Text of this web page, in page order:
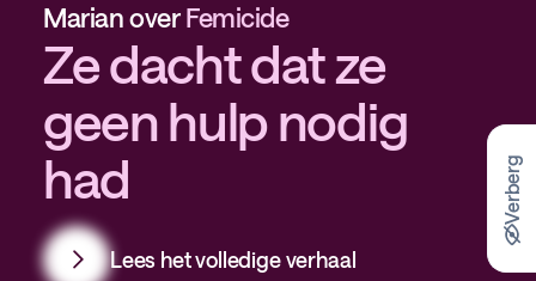
Marian overFemicide
Ze dacht dat ze
geen hulp nodig
had
Lees het volledige verhaal
Intieme terreur
Lees het volledige verhaal
Verberg